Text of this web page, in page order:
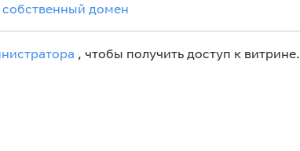
собственный домен
, чтобы получить доступ к витрине.